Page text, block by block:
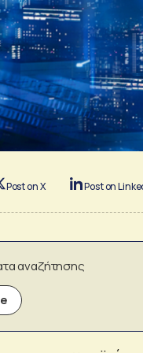
Post on X Post on
αναζήτησης